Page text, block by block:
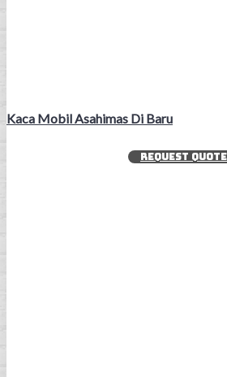
Kaca Mobil Asahimas Di Baru
REQUEST QUOTE